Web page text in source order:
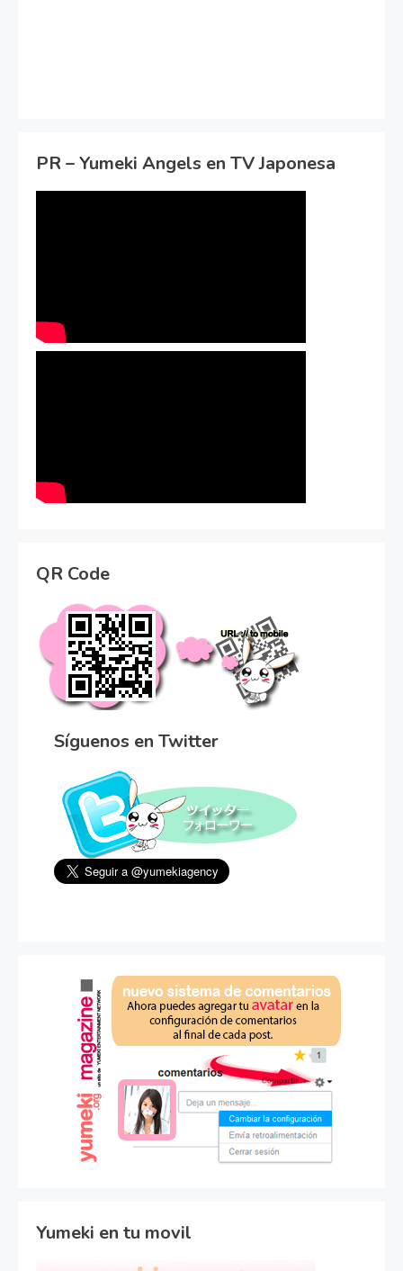
PR – Yumeki Angels en TV Japonesa
QR Code
Síguenos en Twitter
Yumeki en tu movil